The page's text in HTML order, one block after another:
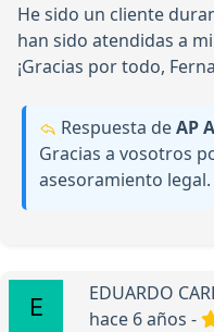
He sido un cliente
han sido atendidas a
¡Gracias por todo,
Respuesta deAP
Gracias a vosotros
asesoramiento
EDUARDO
hace 6 años -